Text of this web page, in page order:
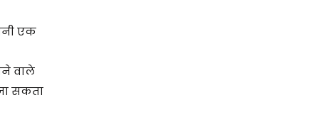
एक
वाले
सकता